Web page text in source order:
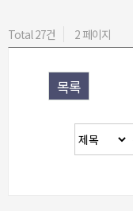
Total 27건 2 페이지
목록